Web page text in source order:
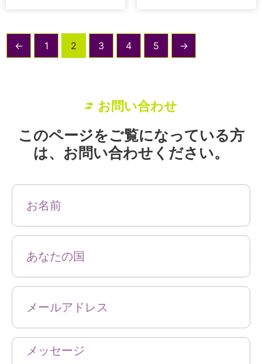
← 1 2 3 4 5 →
お問い合わせ
このページをご覧になっている方
は、お問い合わせください。